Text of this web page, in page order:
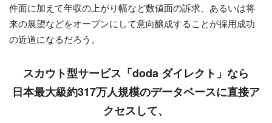
件面に加えて年収の上がり幅など数値面の訴求、あるいは将
来の展望などをオープンにして意向醸成することが採用成功
の近道になるだろう。
スカウト型サービス「doda ダイレクト」なら
日本最大級約317万人規模のデータベースに直接ア
クセスして、